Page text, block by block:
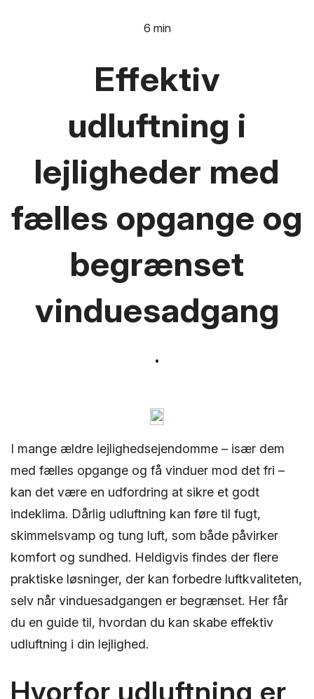
Effektiv
udluftning i
lejligheder med
fælles opgange og
begrænset
vinduesadgang
6 min
I mange ældre lejlighedsejendomme – især dem
med fælles opgange og få vinduer mod det fri –
kan det være en udfordring at sikre et godt
indeklima. Dårlig udluftning kan føre til fugt,
skimmelsvamp og tung luft, som både påvirker
komfort og sundhed. Heldigvis findes der flere
praktiske løsninger, der kan forbedre luftkvaliteten,
selv når vinduesadgangen er begrænset. Her får
du en guide til, hvordan du kan skabe effektiv
udluftning i din lejlighed.
Hvorfor udluftning er